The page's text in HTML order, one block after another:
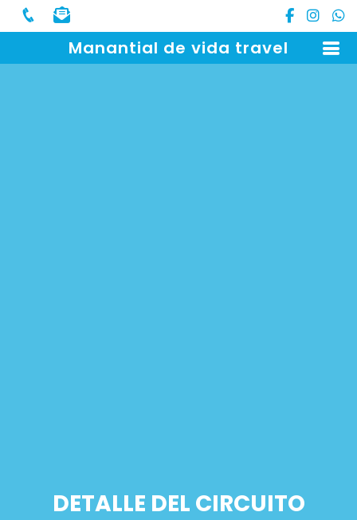
Manantial de vida travel
DETALLE DEL CIRCUITO